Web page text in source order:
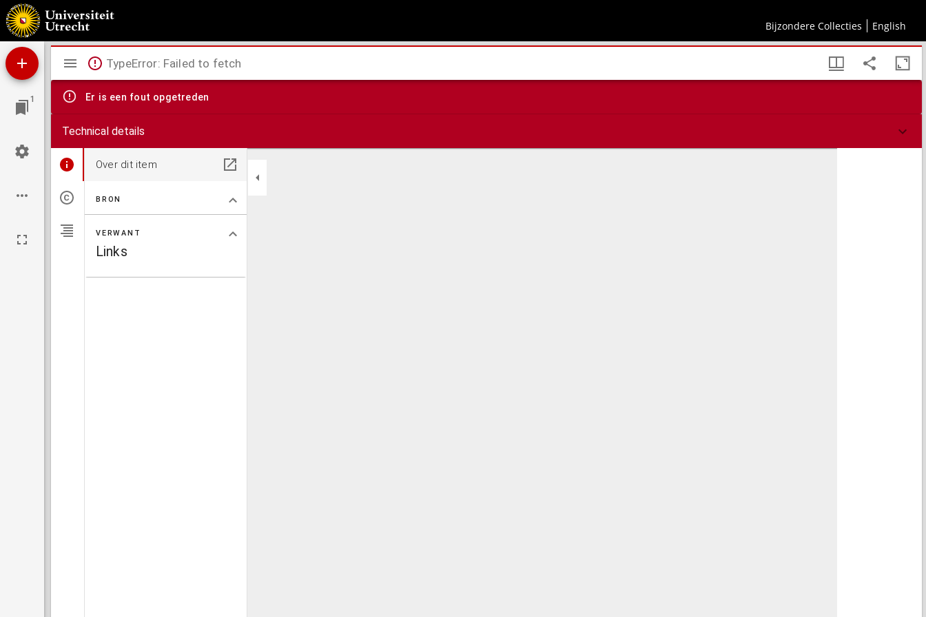
Bijzondere Collecties English
Antiphonale.
1
Mirador
viewer
TypeError: Failed to fetch
Er is een fout opgetreden
Technical details
Over dit item
BRON
VERWANT
Links